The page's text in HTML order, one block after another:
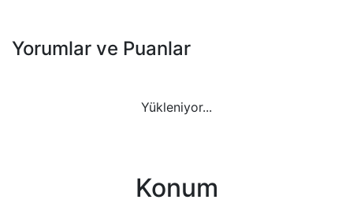
Yorumlar ve Puanlar
Yükleniyor...
Konum